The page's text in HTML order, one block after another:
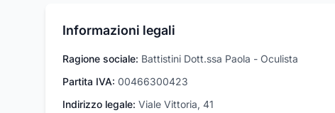
Informazioni legali
Ragione sociale: Battistini Dott.ssa Paola - Oculista
Partita IVA: 00466300423
Indirizzo legale: Viale Vittoria, 41